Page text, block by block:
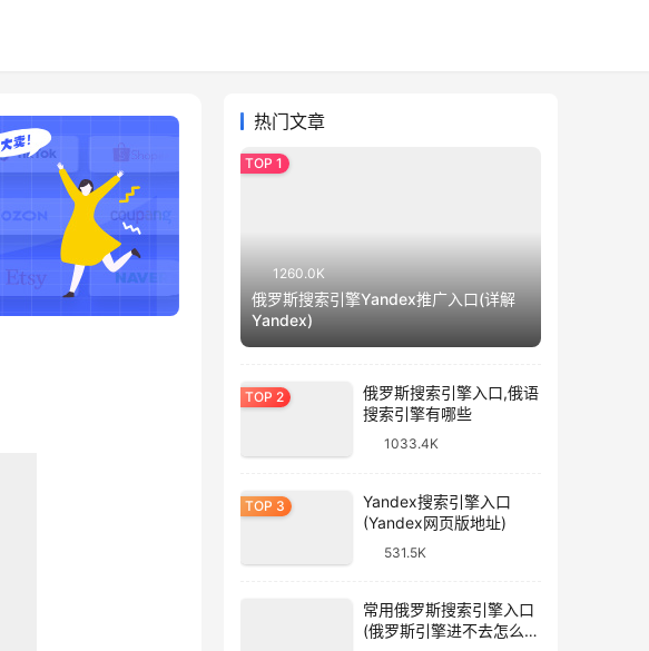
热门文章
1260.0K
俄罗斯搜索引擎Yandex推广入口(详解
Yandex)
俄罗斯搜索引擎入口,俄语
搜索引擎有哪些
1033.4K
Yandex搜索引擎入口
(Yandex网页版地址)
531.5K
常用俄罗斯搜索引擎入口
(俄罗斯引擎进不去怎么